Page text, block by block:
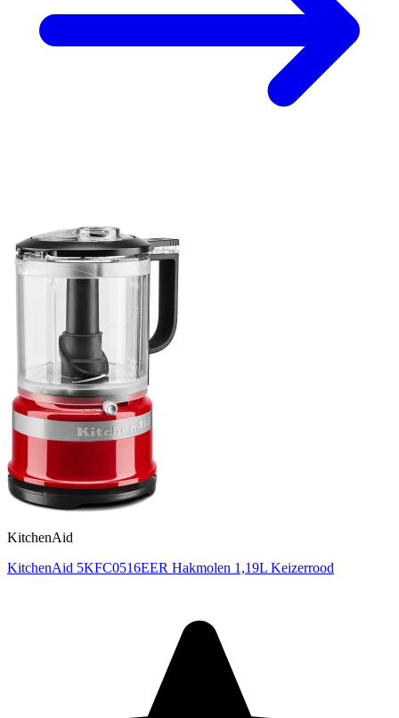
KitchenAid
KitchenAid 5KFC0516EER Hakmolen 1,19L Keizerrood